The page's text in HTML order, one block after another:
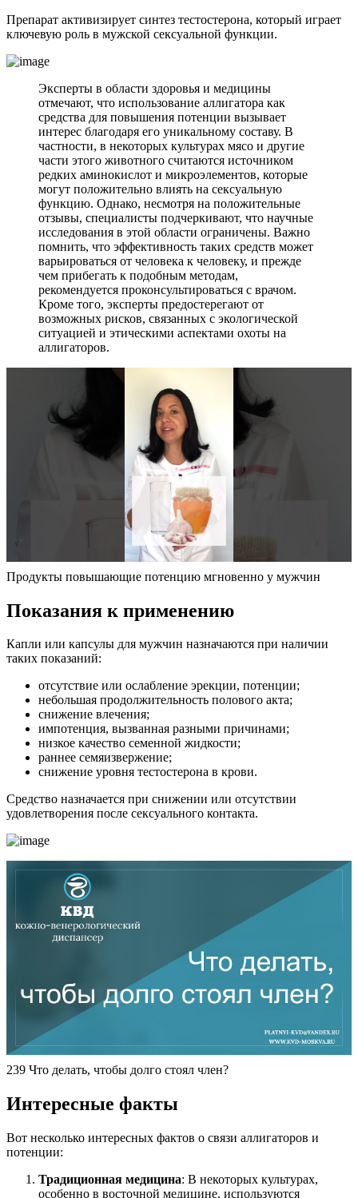
Препарат активизирует синтез тестостерона, который играет
ключевую роль в мужской сексуальной функции.
Эксперты в области здоровья и медицины
отмечают, что использование аллигатора как
средства для повышения потенции вызывает
интерес благодаря его уникальному составу. В
частности, в некоторых культурах мясо и другие
части этого животного считаются источником
редких аминокислот и микроэлементов, которые
могут положительно влиять на сексуальную
функцию. Однако, несмотря на положительные
отзывы, специалисты подчеркивают, что научные
исследования в этой области ограничены. Важно
помнить, что эффективность таких средств может
варьироваться от человека к человеку, и прежде
чем прибегать к подобным методам,
рекомендуется проконсультироваться с врачом.
Кроме того, эксперты предостерегают от
возможных рисков, связанных с экологической
ситуацией и этическими аспектами охоты на
аллигаторов.
Продукты повышающие потенцию мгновенно у мужчин
Показания к применению
Капли или капсулы для мужчин назначаются при наличии
таких показаний:
отсутствие или ослабление эрекции, потенции;
небольшая продолжительность полового акта;
снижение влечения;
импотенция, вызванная разными причинами;
низкое качество семенной жидкости;
раннее семяизвержение;
снижение уровня тестостерона в крови.
Средство назначается при снижении или отсутствии
удовлетворения после сексуального контакта.
239 Что делать, чтобы долго стоял член?
Интересные факты
Вот несколько интересных фактов о связи аллигаторов и
потенции:
Традиционная медицина: В некоторых культурах,
особенно в восточной медицине, используются